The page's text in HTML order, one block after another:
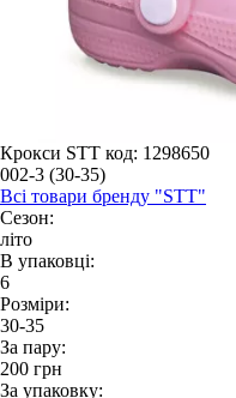
Крокси STT код: 1298650
002-3 (30-35)
Всі товари бренду "STT"
Сезон:
літо
В упаковці:
6
Розміри:
30-35
За пару:
200 грн
За упаковку: